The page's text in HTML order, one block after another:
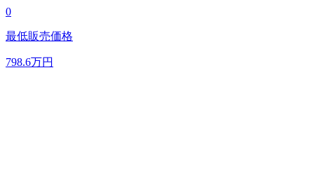
0
最低販売価格
798.6万円